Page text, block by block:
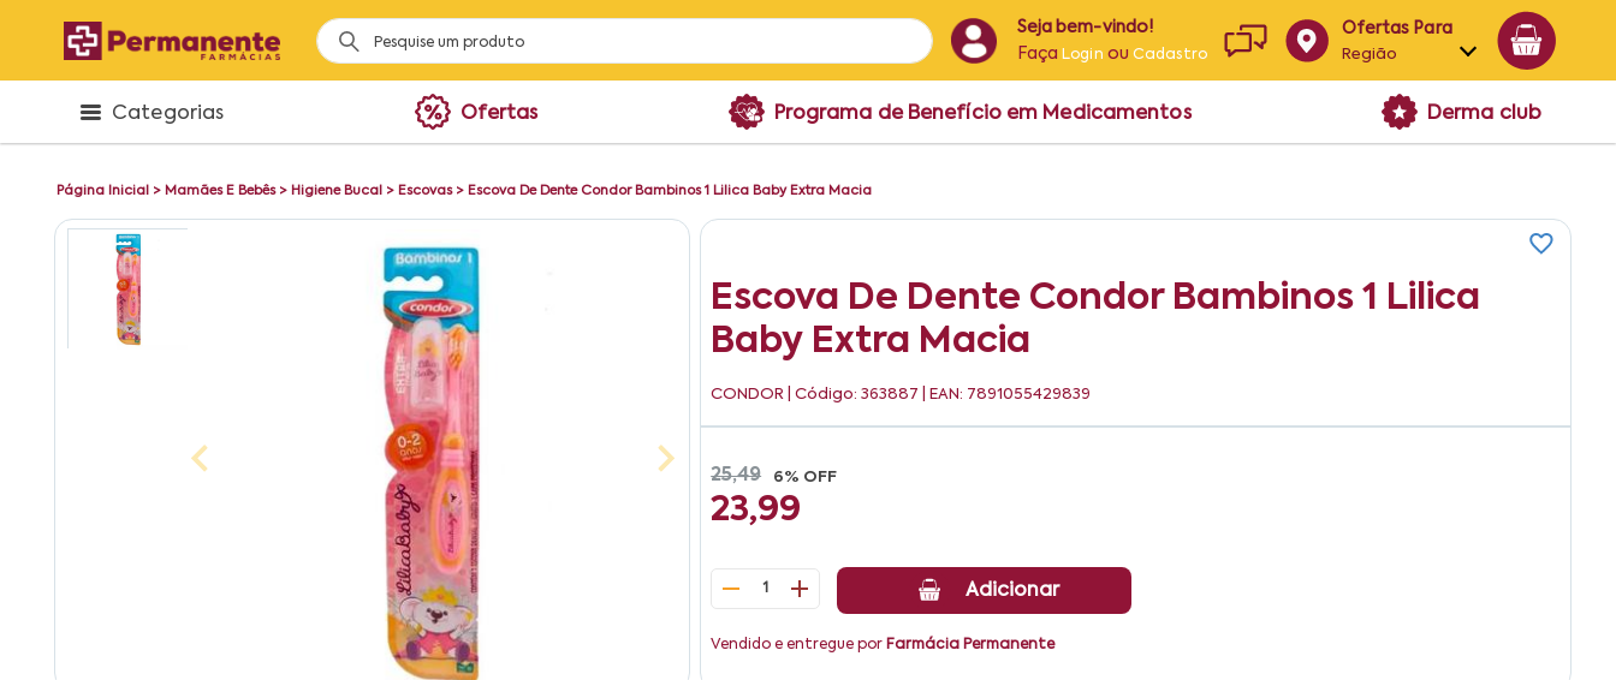
Seja bem-vindo!
Faça Login ouCadastro
Ofertas Para
Região
Alagoas
Categorias Ofertas Programa de Benefício em Medicamentos Derma club
Página Inicial > Mamães E Bebês> Higiene Bucal > Escovas> Escova De Dente Condor Bambinos 1 Lilica Baby Extra Macia
Escova De Dente Condor Bambinos 1 Lilica
Baby Extra Macia
CONDOR | Código: 363887 | EAN: 7891055429839
25,49 6% OFF
23,99
1 Adicionar
Vendido e entregue por Farmácia Permanente